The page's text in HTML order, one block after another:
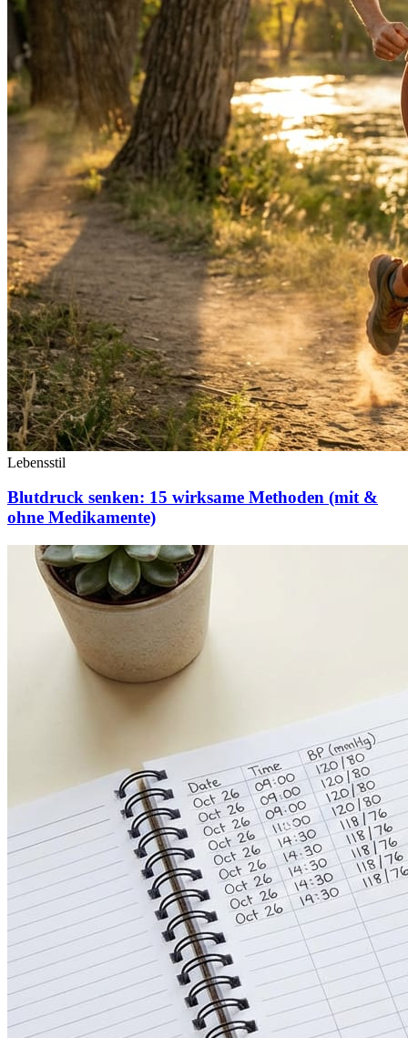
Lebensstil
Blutdruck senken: 15 wirksame Methoden (mit &
ohne Medikamente)